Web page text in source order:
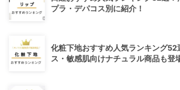
プラ・デパコス別に紹介！
化粧下地おすすめ人気ランキング52
ス・敏感肌向けナチュラル商品も登